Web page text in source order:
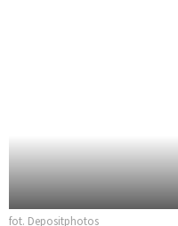
fot. Depositphotos